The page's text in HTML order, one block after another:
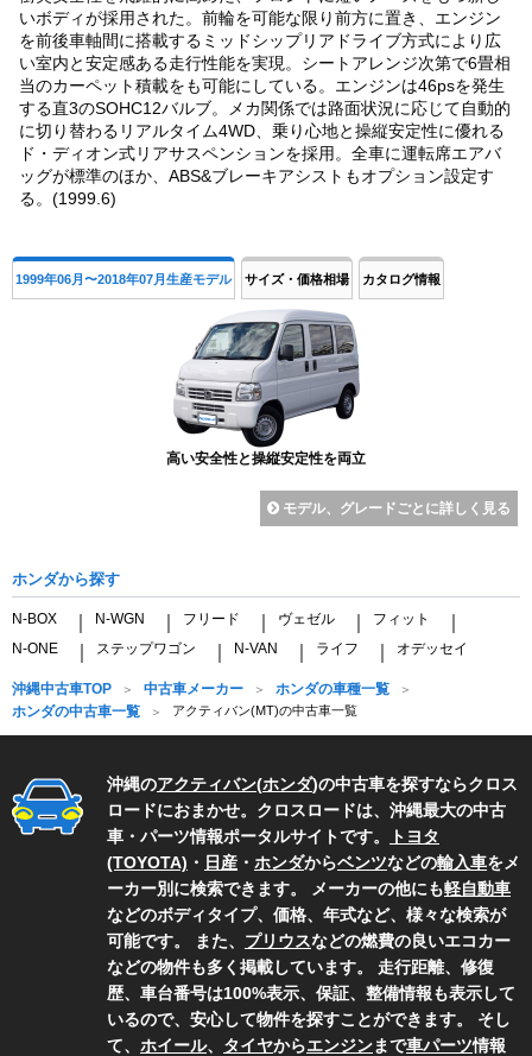
いボディが採用された。前輪を可能な限り前方に置き、エンジン
を前後車軸間に搭載するミッドシップリアドライブ方式により広
い室内と安定感ある走行性能を実現。シートアレンジ次第で6畳相
当のカーペット積載をも可能にしている。エンジンは46psを発生
する直3のSOHC12バルブ。メカ関係では路面状況に応じて自動的
に切り替わるリアルタイム4WD、乗り心地と操縦安定性に優れる
ド・ディオン式リアサスペンションを採用。全車に運転席エアバ
ッグが標準のほか、ABS&ブレーキアシストもオプション設定す
る。(1999.6)
1999年06月〜2018年07月生産モデル サイズ・価格相場 カタログ情報
高い安全性と操縦安定性を両立
モデル、グレードごとに詳しく見る
ホンダから探す
N-BOX N-WGN フリード ヴェゼル フィット
N-ONE ステップワゴン N-VAN ライフ オデッセイ
沖縄中古車TOP 中古車メーカー
ホンダの車種一覧
ホンダの中古車一覧
アクティバン(MT)の中古車一覧
沖縄のアクティバン(ホンダ)の中古車を探すならクロス
ロードにおまかせ。クロスロードは、沖縄最大の中古
車・パーツ情報ポータルサイトです。
トヨタ
(TOYOTA) ・ 日産 ・ ホンダからベンツなどの輸入車をメ
ーカー別に検索できます。 メーカーの他にも軽自動車
などのボディタイプ、価格、年式など、様々な検索が
可能です。 また、 プリウスなどの燃費の良いエコカー
などの物件も多く掲載しています。 走行距離、修復
歴、車台番号は100%表示、保証、整備情報も表示して
いるので、安心して物件を探すことができます。 そし
て、 ホイール、 タイヤからエンジンまで車パーツ情報